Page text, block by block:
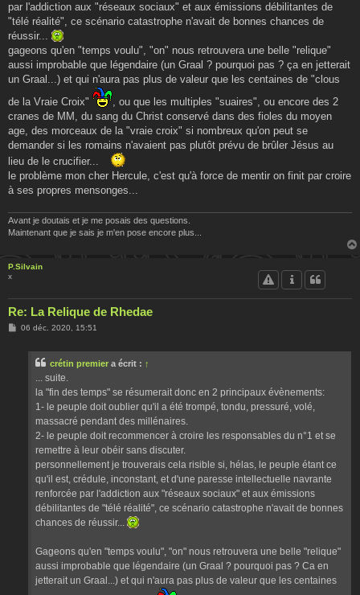
par l'addiction aux "réseaux sociaux" et aux émissions débilitantes de
"télé réalité", ce scénario catastrophe n'avait de bonnes chances de
réussir...
gageons qu'en "temps voulu", "on" nous retrouvera une belle "relique"
aussi improbable que légendaire (un Graal ? pourquoi pas ? ça en jetterait
un Graal...) et qui n'aura pas plus de valeur que les centaines de "clous
de la Vraie Croix"
, ou que les multiples "suaires", ou encore des 2
cranes de MM, du sang du Christ conservé dans des fioles du moyen
age, des morceaux de la "vraie croix" si nombreux qu'on peut se
demander si les romains n'avaient pas plutôt prévu de brûler Jésus au
lieu de le crucifier...
le problème mon cher Hercule, c'est qu'à force de mentir on finit par croire
à ses propres mensonges...
Avant je doutais et je me posais des questions.
Maintenant que je sais je m'en pose encore plus...
P.Silvain
x
Re: La Relique de Rhedae
M06 déc. 2020, 15:51
crétin premier a écrit : ↑
... suite.
la "fin des temps" se résumerait donc en 2 principaux évènements:
1- le peuple doit oublier qu'il a été trompé, tondu, pressuré, volé,
massacré pendant des millénaires.
2- le peuple doit recommencer à croire les responsables du n°1 et se
remettre à leur obéir sans discuter.
personnellement je trouverais cela risible si, hélas, le peuple étant ce
qu'il est, crédule, inconstant, et d'une paresse intellectuelle navrante
renforcée par l'addiction aux "réseaux sociaux" et aux émissions
débilitantes de "télé réalité", ce scénario catastrophe n'avait de bonnes
chances de réussir...
Gageons qu'en "temps voulu", "on" nous retrouvera une belle "relique"
aussi improbable que légendaire (un Graal ? pourquoi pas ? Ca en
jetterait un Graal...) et qui n'aura pas plus de valeur que les centaines